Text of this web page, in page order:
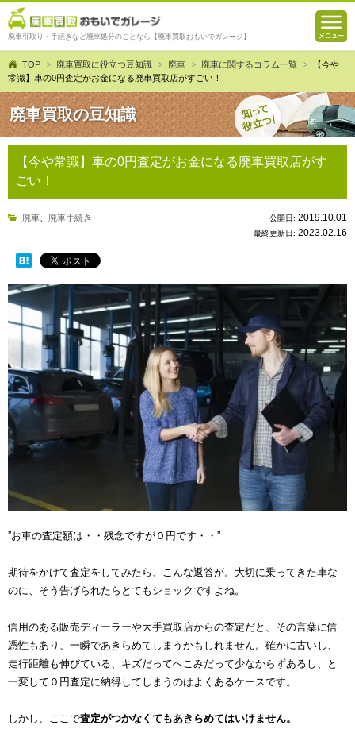
廃車引取り・手続きなど廃車処分のことなら【廃車買取おもいでガレージ】
TOP 廃車買取に役立つ豆知識 廃車 廃車に関するコラム一覧
【今や
常識】車の0円査定がお金になる廃車買取店がすごい！
廃車買取の豆知識
【今や常識】車の0円査定がお金になる廃車買取店がす
ごい！
廃車 廃車手続き 公開日: 2019.10.01
最終更新日: 2023.02.16
”お車の査定額は・・残念ですが０円です・・”
期待をかけて査定をしてみたら、こんな返答が。大切に乗ってきた車な
のに、そう告げられたらとてもショックですよね。
信用のある販売ディーラーや大手買取店からの査定だと、その言葉に信
憑性もあり、一瞬であきらめてしまうかもしれません。確かに古いし、
走行距離も伸びている、キズだってへこみだって少なからずあるし、と
一変して０円査定に納得してしまうのはよくあるケースです。
しかし、ここで査定がつかなくてもあきらめてはいけません。